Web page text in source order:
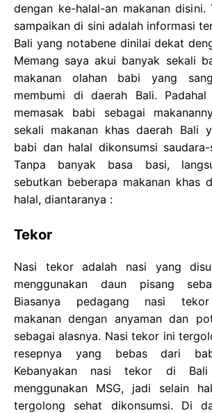
dengan ke-halal-an makanan disini.
sampaikan di sini adalah informasi
Bali yang notabene dinilai dekat
Memang saya akui banyak sekali
makanan olahan babi yang
membumi di daerah Bali.
memasak babi sebagai
sekali makanan khas daerah Bali
babi dan halal dikonsumsi saudara-
Tanpa banyak basa basi,
sebutkan beberapa makanan khas
halal, diantaranya :
Tekor
Nasi tekor adalah nasi yang
menggunakan daun pisang
Biasanya pedagang nasi tekor
makanan dengan anyaman dan
sebagai alasnya. Nasi tekor ini
resepnya yang bebas dari
Kebanyakan nasi tekor di
menggunakan MSG, jadi selain
tergolong sehat dikonsumsi. Di